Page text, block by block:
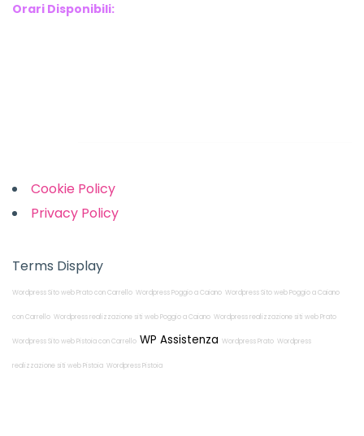
Orari Disponibili:
Cookie Policy
Privacy Policy
Terms Display
Wordpress Sito web Prato con Carrello Wordpress Poggio a Caiano Wordpress Sito web Poggio a Caiano
con Carrello Wordpress realizzazione siti web Poggio a Caiano Wordpress realizzazione siti web Prato
Wordpress Sito web Pistoia con Carrello WP Assistenza Wordpress Prato Wordpress
realizzazione siti web Pistoia Wordpress Pistoia